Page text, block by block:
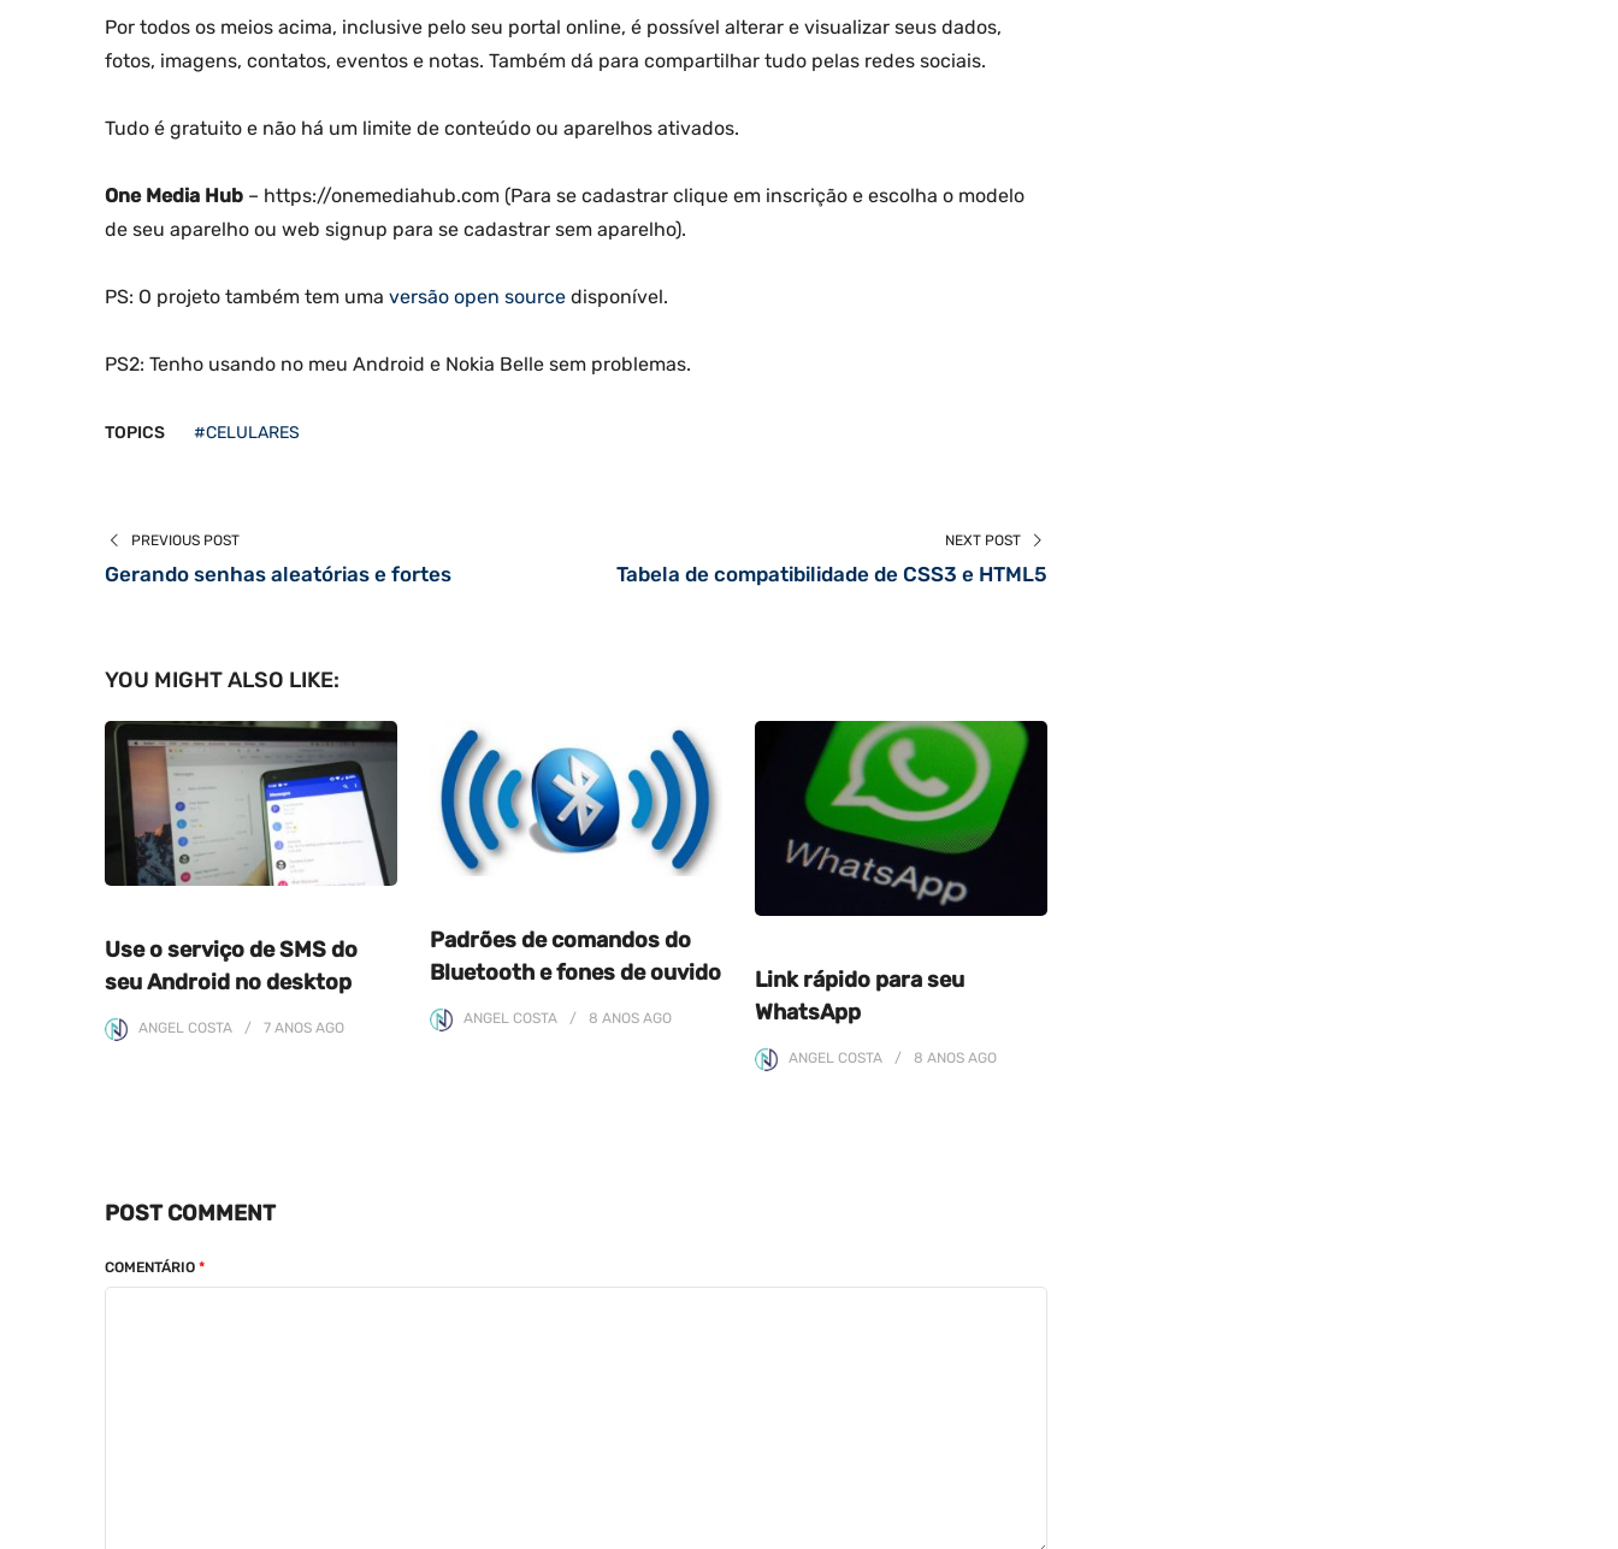
Por todos os meios acima, inclusive pelo seu portal online, é possível alterar e visualizar seus dados,
fotos, imagens, contatos, eventos e notas. Também dá para compartilhar tudo pelas redes sociais.
Tudo é gratuito e não há um limite de conteúdo ou aparelhos ativados.
One Media Hub – https://onemediahub.com (Para se cadastrar clique em inscrição e escolha o modelo
de seu aparelho ou web signup para se cadastrar sem aparelho).
PS: O projeto também tem uma versão open source disponível.
PS2: Tenho usando no meu Android e Nokia Belle sem problemas.
TOPICS #CELULARES
PREVIOUS POST
Gerando senhas aleatórias e fortes
NEXT POST
Tabela de compatibilidade de CSS3 e HTML5
YOU MIGHT ALSO LIKE:
Use o serviço de SMS do
seu Android no desktop
ANGEL COSTA 7 ANOS AGO
Padrões de comandos do
Bluetooth e fones de ouvido
ANGEL COSTA 8 ANOS AGO
Link rápido para seu
WhatsApp
ANGEL COSTA 8 ANOS AGO
POST COMMENT
COMENTÁRIO *